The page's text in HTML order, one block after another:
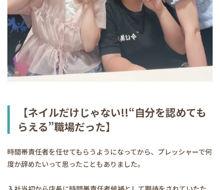
【ネイルだけじゃない!!“自分を認めても
らえる”職場だった】
時間帯責任者を任せてもらうようになってから、プレッシャーで何
度か辞めたいって思ったこともありました。